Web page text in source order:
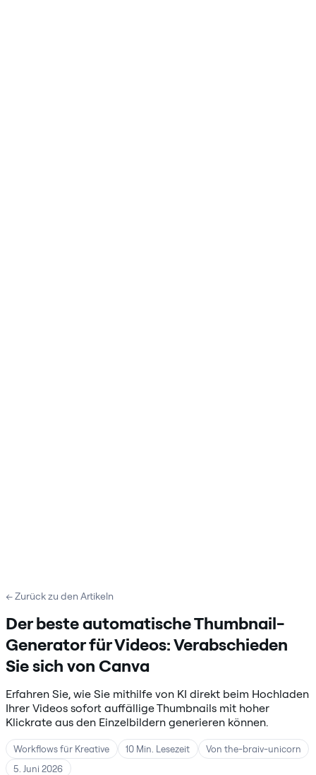
← Zurück zu den Artikeln
Der beste automatische Thumbnail-
Generator für Videos: Verabschieden
Sie sich von Canva
Erfahren Sie, wie Sie mithilfe von KI direkt beim Hochladen
Ihrer Videos sofort auffällige Thumbnails mit hoher
Klickrate aus den Einzelbildern generieren können.
Workflows für Kreative 10 Min. Lesezeit
Von the-braiv-unicorn
5. Juni 2026